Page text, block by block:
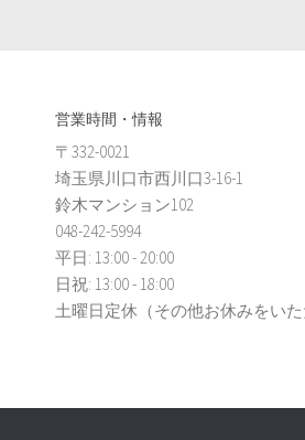
営業時間・情報
〒332-0021
埼玉県川口市西川口3-16-1
鈴木マンション102
048-242-5994
平日: 13:00 - 20:00
日祝: 13:00 - 18:00
土曜日定休（その他お休みをいた